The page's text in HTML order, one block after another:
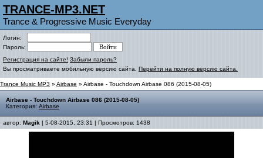
TRANCE-MP3.NET
Trance & Progressive Music Everyday
Логин:
Пароль:
Регистрация на сайте! Забыли пароль?
Вы просматриваете мобильную версию сайта. Перейти на полную версию сайта.
Trance Music MP3 » Airbase » Airbase - Touchdown Airbase 086 (2015-08-05)
Airbase - Touchdown Airbase 086 (2015-08-05)
Категория: Airbase
автор: Magik | 5-08-2015, 23:31 | Просмотров: 1438